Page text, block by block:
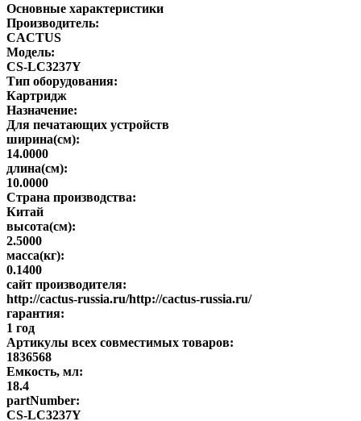
Основные характеристики
Производитель:
CACTUS
Модель:
CS-LC3237Y
Тип оборудования:
Картридж
Назначение:
Для печатающих устройств
ширина(см):
14.0000
длина(см):
10.0000
Страна производства:
Китай
высота(см):
2.5000
масса(кг):
0.1400
сайт производителя:
http://cactus-russia.ru/http://cactus-russia.ru/
гарантия:
1 год
Артикулы всех совместимых товаров:
1836568
Емкость, мл:
18.4
partNumber:
CS-LC3237Y